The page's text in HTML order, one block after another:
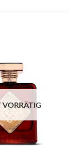
VORRÄTIG